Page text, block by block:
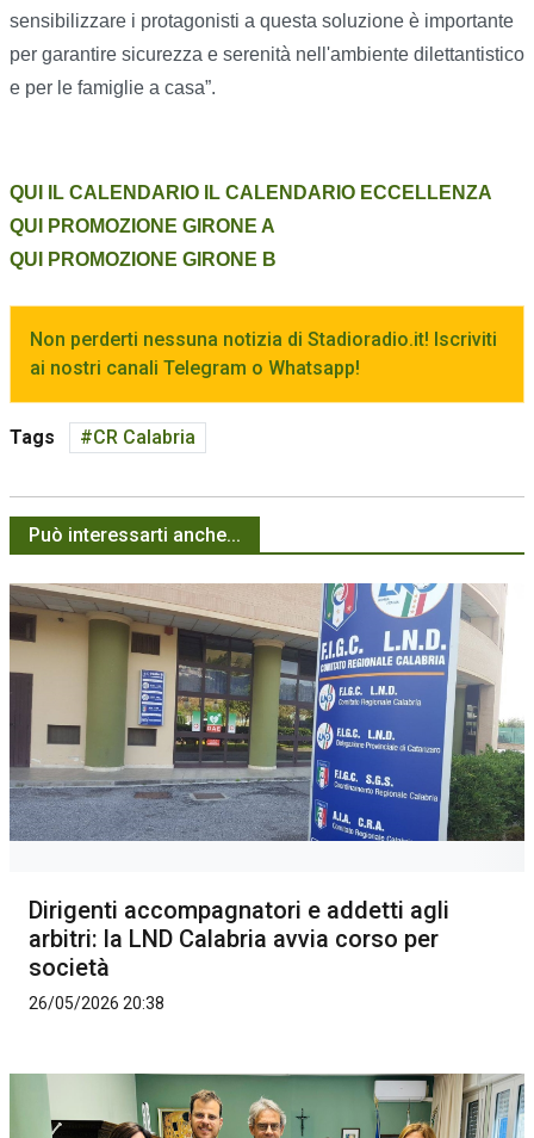
sensibilizzare i protagonisti a questa soluzione è importante
per garantire sicurezza e serenità nell'ambiente dilettantistico
e per le famiglie a casa”.
QUI IL CALENDARIO IL CALENDARIO ECCELLENZA
QUI PROMOZIONE GIRONE A
QUI PROMOZIONE GIRONE B
Non perderti nessuna notizia di Stadioradio.it! Iscriviti
ai nostri canali Telegram o Whatsapp!
Tags CR Calabria
Può interessarti anche...
Dirigenti accompagnatori e addetti agli
arbitri: la LND Calabria avvia corso per
società
26/05/2026 20:38